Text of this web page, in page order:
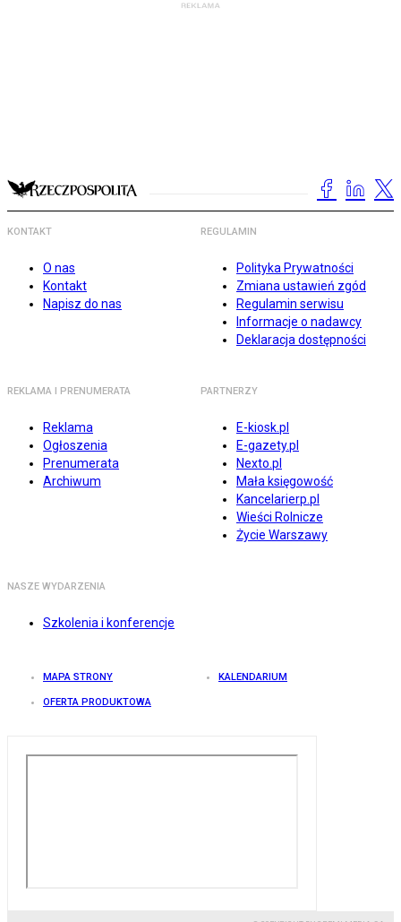
KONTAKT
O nas
Kontakt
Napisz do nas
REGULAMIN
Polityka Prywatności
Zmiana ustawień zgód
Regulamin serwisu
Informacje o nadawcy
Deklaracja dostępności
REKLAMA I PRENUMERATA
Reklama
Ogłoszenia
Prenumerata
Archiwum
PARTNERZY
E-kiosk.pl
E-gazety.pl
Nexto.pl
Mała księgowość
Kancelarierp.pl
Wieści Rolnicze
Życie Warszawy
NASZE WYDARZENIA
Szkolenia i konferencje
MAPA STRONY KALENDARIUM
OFERTA PRODUKTOWA